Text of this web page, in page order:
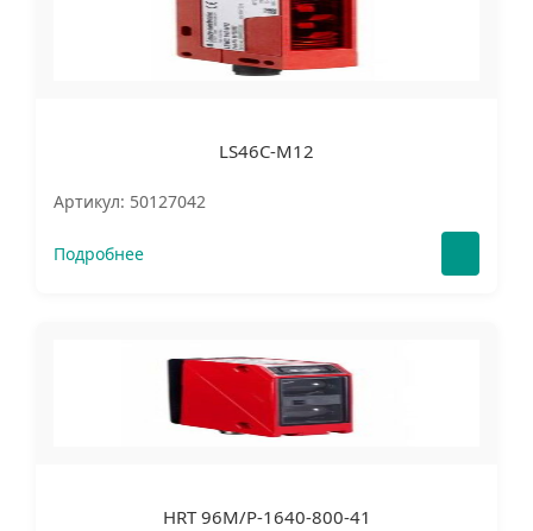
LS46C-M12
Артикул: 50127042
Подробнее
HRT 96M/P-1640-800-41